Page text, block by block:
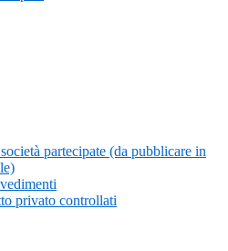
partecipate (da pubblicare in
privato controllati